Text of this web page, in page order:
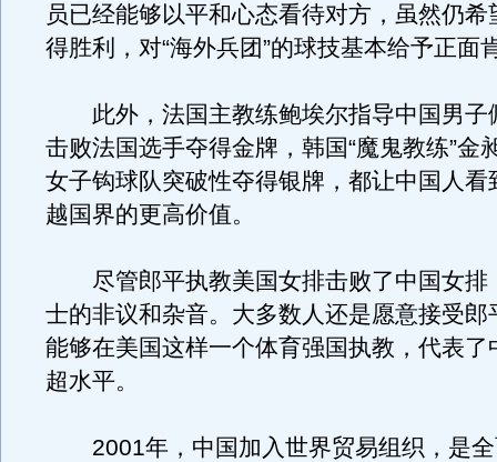
员已经能够以平和心态看待对方，虽然仍希
得胜利，对“海外兵团”的球技基本给予正面
此外，法国主教练鲍埃尔指导中国男子
击败法国选手夺得金牌，韩国“魔鬼教练”金
女子钩球队突破性夺得银牌，都让中国人看
越国界的更高价值。
尽管郎平执教美国女排击败了中国女排
士的非议和杂音。大多数人还是愿意接受郎
能够在美国这样一个体育强国执教，代表了
超水平。
2001年，中国加入世界贸易组织，是全